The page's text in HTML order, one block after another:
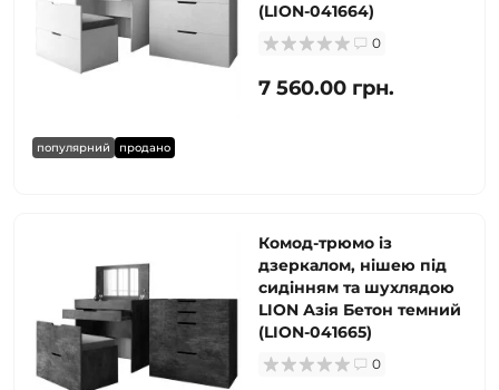
популярний продано
(LION-041664)
0
7 560.00 грн.
Комод-трюмо із
дзеркалом, нішею під
сидінням та шухлядою
LION Азія Бетон темний
(LION-041665)
0